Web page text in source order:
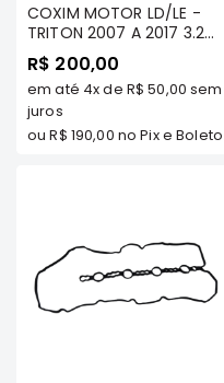
Pajero
Sport
e
COXIM MOTOR LD/LE -
TRITON 2007 A 2017 3.2
DIESEL TODAS/ 3.5 GAS OU
FLEX/ PAJERO DAKAR 3.2
DIESEL/ 3.5 V6 FLEX -
TENACITY - AWSMI1196
R$ 200,00
em até 4xde R$ 50,00 sem
juros
ouR$ 190,00 no Pix e Boleto